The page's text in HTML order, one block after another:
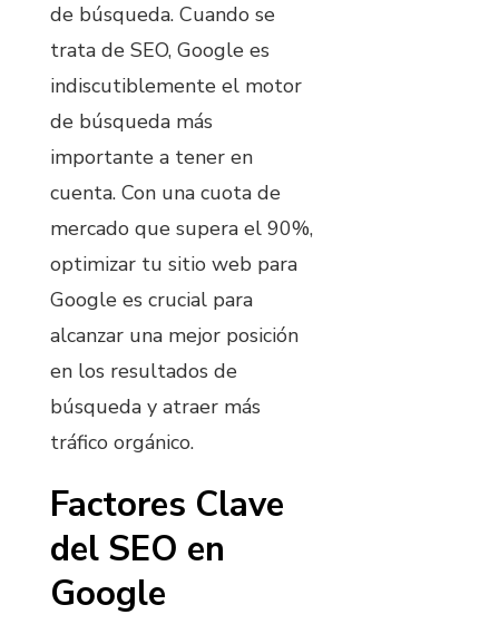
de búsqueda. Cuando se
trata de SEO, Google es
indiscutiblemente el motor
de búsqueda más
importante a tener en
cuenta. Con una cuota de
mercado que supera el 90%,
optimizar tu sitio web para
Google es crucial para
alcanzar una mejor posición
en los resultados de
búsqueda y atraer más
tráfico orgánico.
Factores Clave
del SEO en
Google